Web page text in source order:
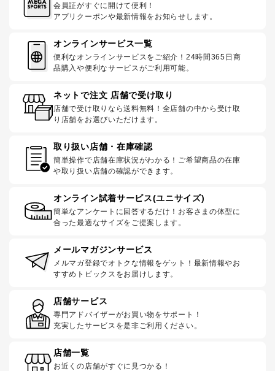
会員証がすぐに開けて便利！
アプリクーポンや最新情報をお知らせします。
オンラインサービス一覧
便利なオンラインサービスをご紹介！24時間365日商
品購入や便利なサービスがご利用可能。
ネットで注文 店舗で受け取り
店舗で受け取りなら送料無料！全店舗の中から受け取
り店舗をお選びいただけます。
取り扱い店舗・在庫確認
簡単操作で店舗在庫状況がわかる！ご希望商品の在庫
や取り扱い店舗の確認ができます。
オンライン試着サービス(ユニサイズ)
簡単なアンケートに回答するだけ！お客さまの体型に
合った最適なサイズをご提案します。
メールマガジンサービス
メルマガ登録でオトクな情報をゲット！最新情報やお
すすめトピックスをお届けします。
店舗サービス
専門アドバイザーがお買い物をサポート！
充実したサービスを是非ご利用ください。
店舗一覧
お近くの店舗がすぐに見つかる！